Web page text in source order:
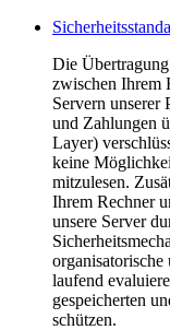
Die
zwischen Ihrem
Servern unserer
und Zahlungen
Layer)
keine
mitzulesen.
Ihrem Rechner
unsere Server
laufend
gespeicherten
schützen.